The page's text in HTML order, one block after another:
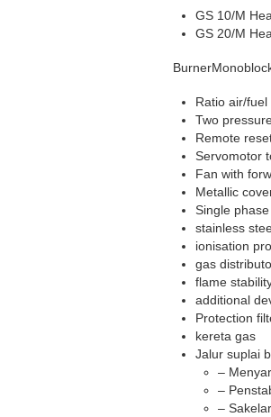
GS 10/M
GS 20/M
Ratio air/
Two
Remote
Servomotor
Fan with
Metallic
Single
stainless
ionisation
gas
flame
additional
Protection
kereta gas
Jalur suplai
–
–
–